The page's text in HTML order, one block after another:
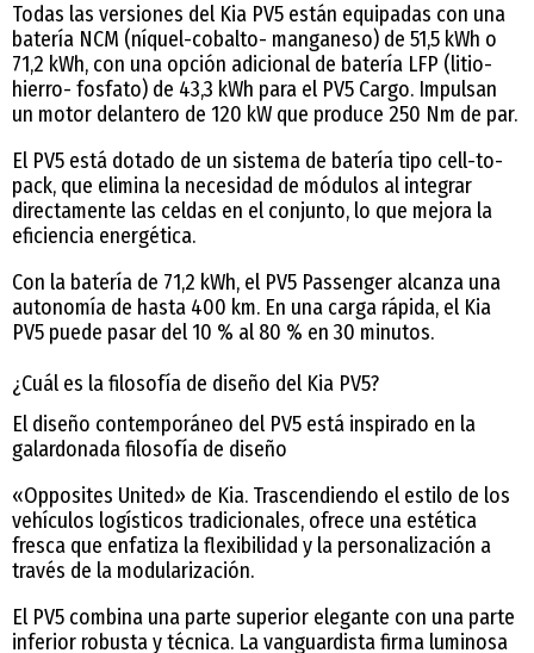
Todas las versiones del Kia PV5 están equipadas con una
batería NCM (níquel-cobalto- manganeso) de 51,5 kWh o
71,2 kWh, con una opción adicional de batería LFP (litio-
hierro- fosfato) de 43,3 kWh para el PV5 Cargo. Impulsan
un motor delantero de 120 kW que produce 250 Nm de par.
El PV5 está dotado de un sistema de batería tipo cell-to-
pack, que elimina la necesidad de módulos al integrar
directamente las celdas en el conjunto, lo que mejora la
eficiencia energética.
Con la batería de 71,2 kWh, el PV5 Passenger alcanza una
autonomía de hasta 400 km. En una carga rápida, el Kia
PV5 puede pasar del 10 % al 80 % en 30 minutos.
¿Cuál es la filosofía de diseño del Kia PV5?
El diseño contemporáneo del PV5 está inspirado en la
galardonada filosofía de diseño
«Opposites United» de Kia. Trascendiendo el estilo de los
vehículos logísticos tradicionales, ofrece una estética
fresca que enfatiza la flexibilidad y la personalización a
través de la modularización.
El PV5 combina una parte superior elegante con una parte
inferior robusta y técnica. La vanguardista firma luminosa